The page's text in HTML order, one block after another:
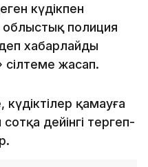
күдікпен
полиция
хабарлайды
жасап.
қамауға
дейінгі тергеп-